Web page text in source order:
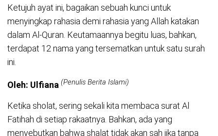
Ketujuh ayat ini, bagaikan sebuah kunci untuk
menyingkap rahasia demi rahasia yang Allah katakan
dalam Al-Quran. Keutamaannya begitu luas, bahkan,
terdapat 12 nama yang tersematkan untuk satu surah
ini.
Oleh: Ulfiana (Penulis Berita Islami)
Ketika sholat, sering sekali kita membaca surat Al
Fatihah di setiap rakaatnya. Bahkan, ada yang
menyebutkan bahwa shalat tidak akan sah jika tanpa